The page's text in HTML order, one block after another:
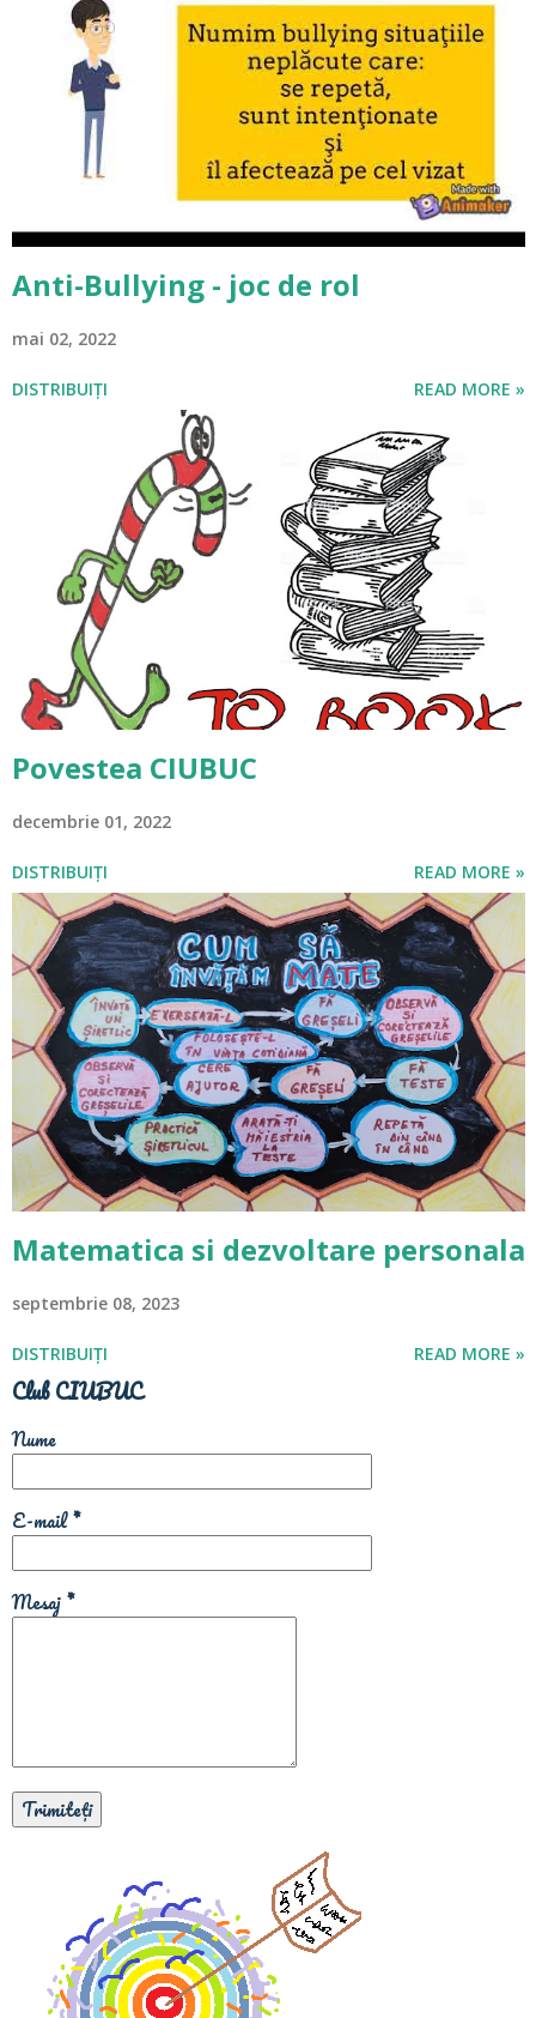
Anti-Bullying - joc de rol
mai 02, 2022
DISTRIBUIȚI READ MORE »
Povestea CIUBUC
decembrie 01, 2022
DISTRIBUIȚI READ MORE »
Matematica si dezvoltare personala
septembrie 08, 2023
DISTRIBUIȚI READ MORE »
Club CIUBUC
Nume
E-mail*
Mesaj *